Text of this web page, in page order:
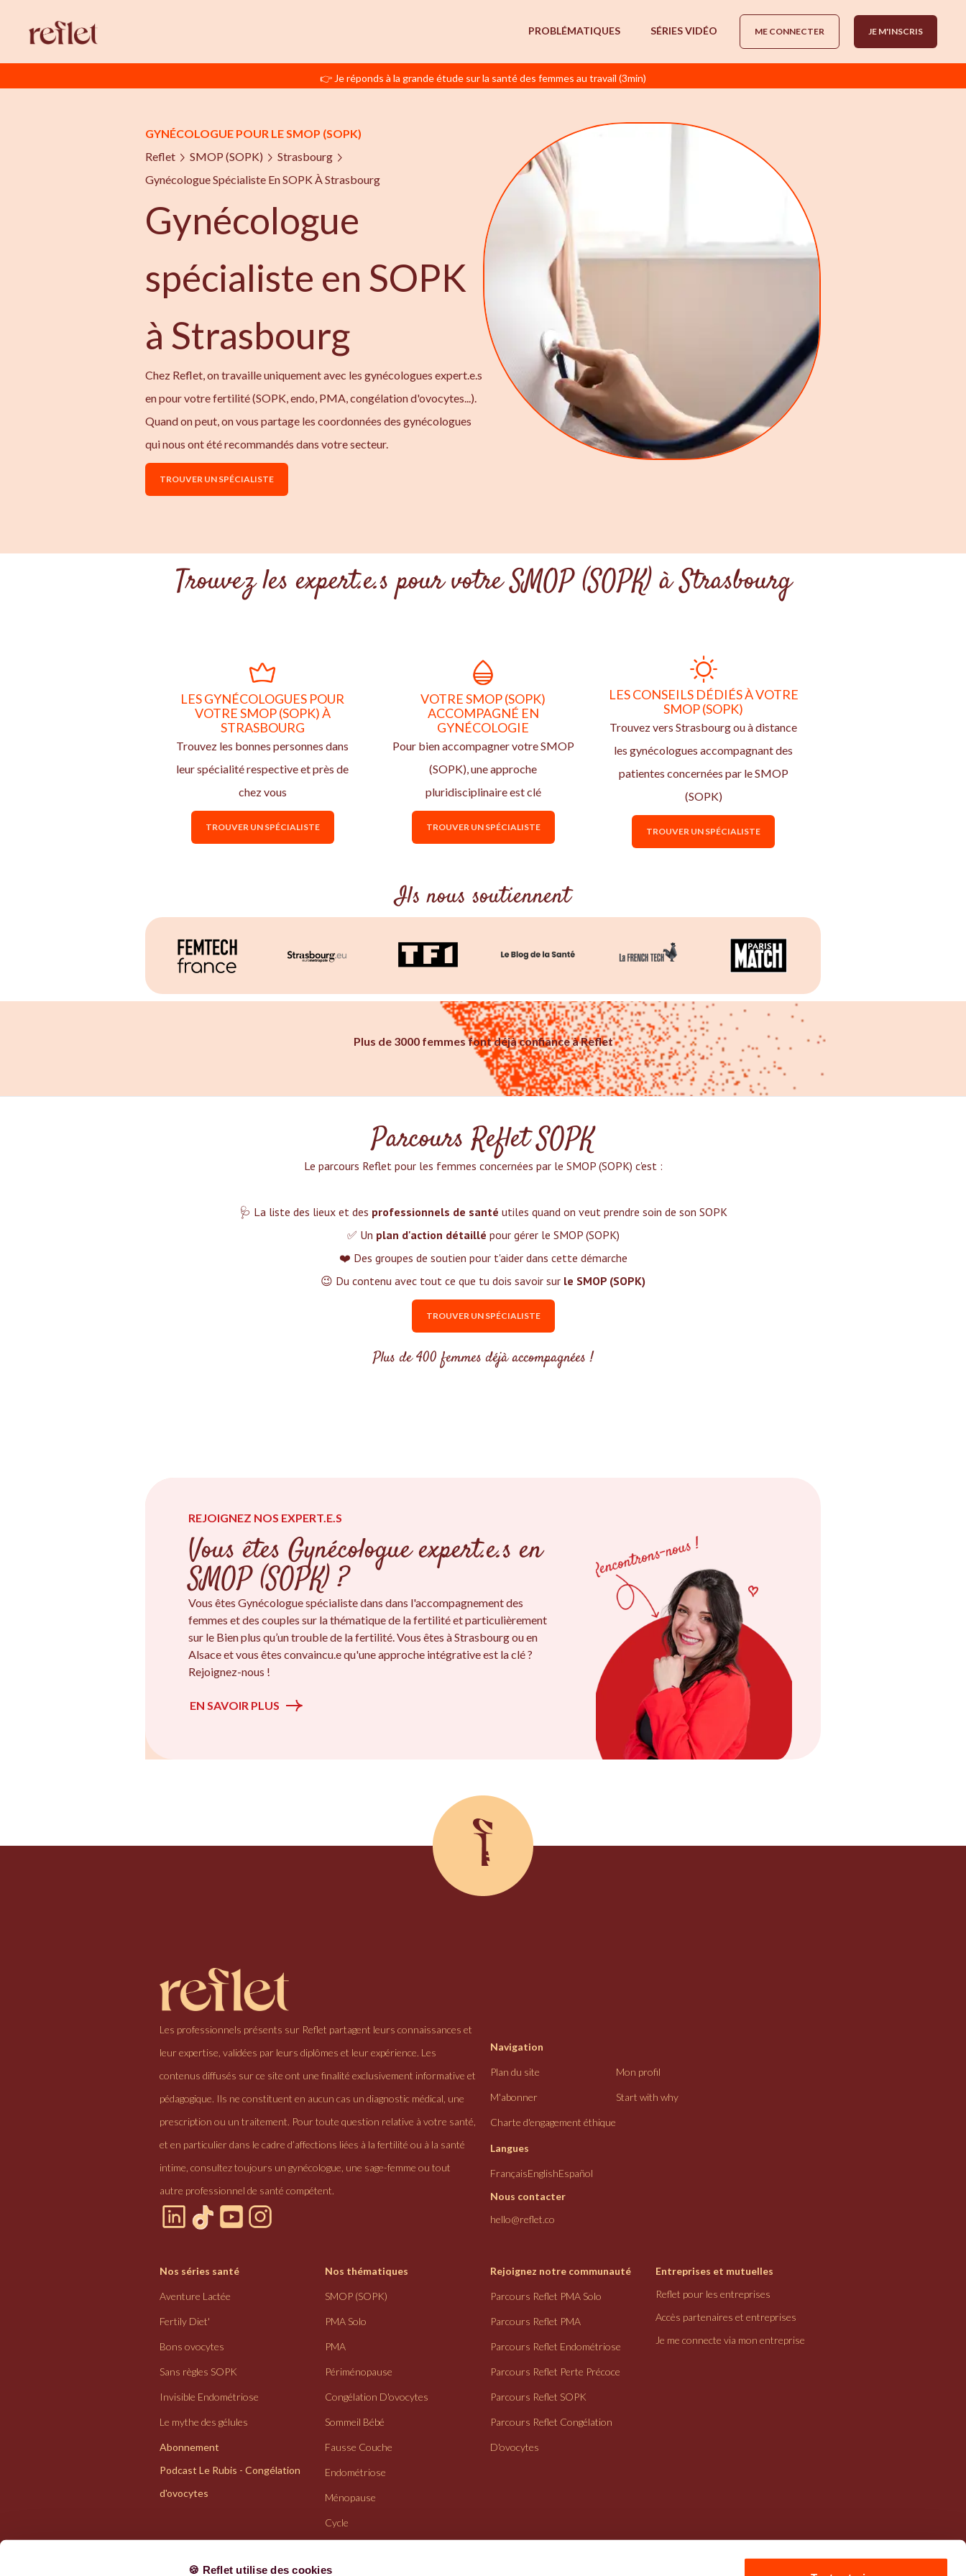
🍪 Reflet utilise des cookies
PROBLÉMATIQUES SÉRIES VIDÉO ME CONNECTER JE M'INSCRIS
👉 Je réponds à la grande étude sur la santé des femmes au travail (3min)
GYNÉCOLOGUE POUR LE SMOP (SOPK)
Reflet
SMOP (SOPK)
Strasbourg
Gynécologue Spécialiste En SOPK À Strasbourg
Gynécologue
spécialiste en SOPK
à Strasbourg
Chez Reflet, on travaille uniquement avec les gynécologues expert.e.s
en pour votre fertilité (SOPK, endo, PMA, congélation d'ovocytes...).
Quand on peut, on vous partage les coordonnées des gynécologues
qui nous ont été recommandés dans votre secteur.
TROUVER UN SPÉCIALISTE
Trouvez les expert.e.s pour votre SMOP (SOPK) à Strasbourg
LES GYNÉCOLOGUES POUR
VOTRE SMOP (SOPK) À
STRASBOURG
Trouvez les bonnes personnes dans
leur spécialité respective et près de
chez vous
TROUVER UN SPÉCIALISTE
VOTRE SMOP (SOPK)
ACCOMPAGNÉ EN
GYNÉCOLOGIE
Pour bien accompagner votre SMOP
(SOPK), une approche
pluridisciplinaire est clé
TROUVER UN SPÉCIALISTE
LES CONSEILS DÉDIÉS À VOTRE
SMOP (SOPK)
Trouvez vers Strasbourg ou à distance
les gynécologues accompagnant des
patientes concernées par le SMOP
(SOPK)
TROUVER UN SPÉCIALISTE
Ils nous soutiennent
Plus de 3000 femmes font déjà confiance à Reflet
Parcours Reflet SOPK
Le parcours Reflet pour les femmes concernées par le SMOP (SOPK) c'est :‍
🩺 La liste des lieux et des professionnels de santé utiles quand on veut prendre soin de son SOPK
✅ Un plan d'action détaillé pour gérer le SMOP (SOPK)
❤️ Des groupes de soutien pour t'aider dans cette démarche
😉 Du contenu avec tout ce que tu dois savoir sur le SMOP (SOPK)
TROUVER UN SPÉCIALISTE
Plus de 400 femmes déjà accompagnées !
REJOIGNEZ NOS EXPERT.E.S
Vous êtes Gynécologue expert.e.s en
SMOP (SOPK) ?
Vous êtes Gynécologue spécialiste dans dans l'accompagnement des
femmes et des couples sur la thématique de la fertilité et particulièrement
sur le Bien plus qu’un trouble de la fertilité. Vous êtes à Strasbourg ou en
Alsace et vous êtes convaincu.e qu'une approche intégrative est la clé ?
Rejoignez-nous !
EN SAVOIR PLUS
Les professionnels présents sur Reflet partagent leurs connaissances et
leur expertise, validées par leurs diplômes et leur expérience. Les
contenus diffusés sur ce site ont une finalité exclusivement informative et
pédagogique. Ils ne constituent en aucun cas un diagnostic médical, une
prescription ou un traitement. Pour toute question relative à votre santé,
et en particulier dans le cadre d’affections liées à la fertilité ou à la santé
intime, consultez toujours un gynécologue, une sage-femme ou tout
autre professionnel de santé compétent.
Navigation
Plan du site Mon profil
M'abonner Start with why
Charte d'engagement éthique
Langues
FrançaisEnglishEspañol
Nous contacter
hello@reflet.co
Nos séries santé
Aventure Lactée
Fertily Diet'
Bons ovocytes
Sans règles SOPK
Invisible Endométriose
Le mythe des gélules
Abonnement
Podcast Le Rubis - Congélation
d'ovocytes
Nos thématiques
SMOP (SOPK)
PMA Solo
PMA
Périménopause
Congélation D'ovocytes
Sommeil Bébé
Fausse Couche
Endométriose
Ménopause
Cycle
Rejoignez notre communauté
Parcours Reflet PMA Solo
Parcours Reflet PMA
Parcours Reflet Endométriose
Parcours Reflet Perte Précoce
Parcours Reflet SOPK
Parcours Reflet Congélation
D'ovocytes
Entreprises et mutuelles
Reflet pour les entreprises
Accès partenaires et entreprises
Je me connecte via mon entreprise